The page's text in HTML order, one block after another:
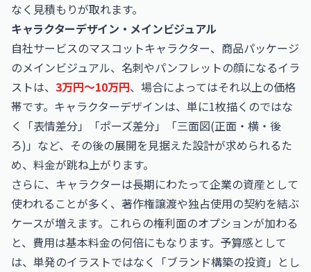
なく見積もりが取れます。
キャラクターデザイン・メインビジュアル
自社サービスのマスコットキャラクター、商品パッケージ
のメインビジュアル、名刺やパンフレットの顔になるイラ
ストは、 3万円〜10万円、場合によってはそれ以上の価格
帯です。キャラクターデザインは、単に1枚描くのではな
く「表情差分」「ポーズ差分」「三面図(正面・横・後
ろ)」など、その後の展開を見据えた設計が求められるた
め、料金が跳ね上がります。
さらに、キャラクターは長期にわたって企業の資産として
使われることが多く、著作権譲渡や独占使用の契約を結ぶ
ケースが増えます。これらの権利面のオプションが加わる
と、費用は基本料金の何倍にもなります。予算感として
は、単発のイラストではなく「ブランド構築の投資」とし